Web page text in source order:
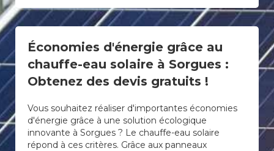
Économies d'énergie grâce au
chauffe-eau solaire à Sorgues :
Obtenez des devis gratuits !
Vous souhaitez réaliser d'importantes économies
d'énergie grâce à une solution écologique
innovante à Sorgues ? Le chauffe-eau solaire
répond à ces critères. Grâce aux panneaux